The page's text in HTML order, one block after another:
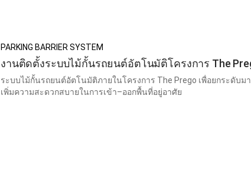
PARKING BARRIER SYSTEM
งานติดตั้งระบบไม้กั้นรถยนต์อัตโนมัติโครงการ The
ระบบไม้กั้นรถยนต์อัตโนมัติภายในโครงการ The Prego เพื่อยกระดับ
เพิ่มความสะดวกสบายในการเข้า–ออกพื้นที่อยู่อาศัย